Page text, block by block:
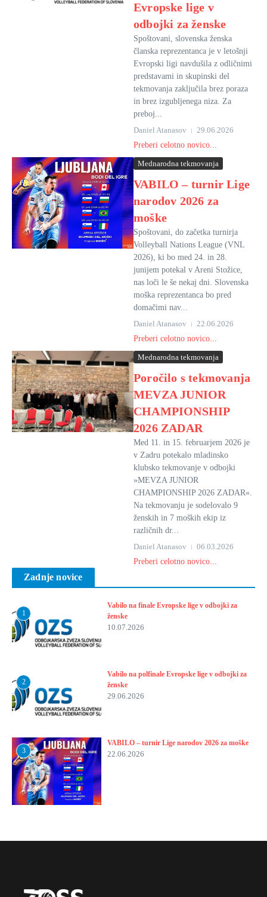
Evropske lige v
odbojki za ženske
Spoštovani, slovenska ženska
članska reprezentanca je v letošnji
Evropski ligi navdušila z odličnimi
predstavami in skupinski del
tekmovanja zaključila brez poraza
in brez izgubljenega niza. Za
preboj...
Daniel Atanasov
29.06.2026
Preberi celotno novico...
Mednarodna tekmovanja
VABILO – turnir Lige
narodov 2026 za
moške
Spoštovani, do začetka turnirja
Volleyball Nations League (VNL
2026), ki bo med 24. in 28.
junijem potekal v Areni Stožice,
nas loči le še nekaj dni. Slovenska
moška reprezentanca bo pred
domačimi nav...
Daniel Atanasov
22.06.2026
Preberi celotno novico...
Mednarodna tekmovanja
Poročilo s tekmovanja
MEVZA JUNIOR
CHAMPIONSHIP
2026 ZADAR
Med 11. in 15. februarjem 2026 je
v Zadru potekalo mladinsko
klubsko tekmovanje v odbojki
»MEVZA JUNIOR
CHAMPIONSHIP 2026 ZADAR«.
Na tekmovanju je sodelovalo 9
ženskih in 7 moških ekip iz
različnih dr...
Daniel Atanasov
06.03.2026
Preberi celotno novico...
Zadnje novice
1
Vabilo na finale Evropske lige v odbojki za
ženske
10.07.2026
2
Vabilo na polfinale Evropske lige v odbojki za
ženske
29.06.2026
3
VABILO – turnir Lige narodov 2026 za moške
22.06.2026